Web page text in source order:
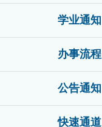
学业通知
办事流程
公告通知
快速通道